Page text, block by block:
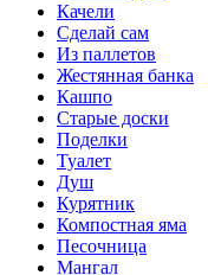
Качели
Сделай сам
Из паллетов
Жестянная банка
Кашпо
Старые доски
Поделки
Туалет
Душ
Курятник
Компостная яма
Песочница
Мангал